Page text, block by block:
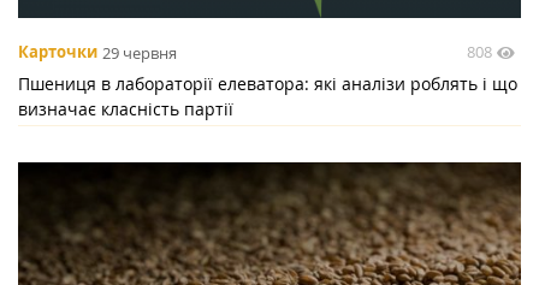
Карточки 29 червня 808
Пшениця в лабораторії елеватора: які аналізи роблять і що
визначає класність партії